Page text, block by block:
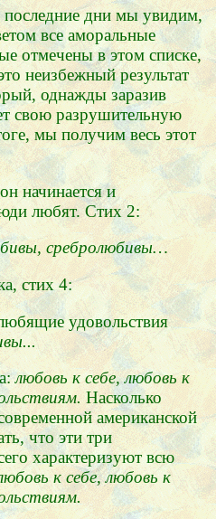
последние дни мы увидим,
все аморальные
отмечены в этом списке,
неизбежный результат
однажды заразив
свою разрушительную
мы получим весь этот
начинается и
любят. Стих 2:
сребролюбивы…
стих 4:
удовольствия
любовь к себе, любовь к
Насколько
американской
что эти три
характеризуют всю
к себе,любовь к